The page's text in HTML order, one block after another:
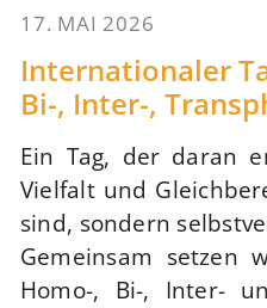
17. MAI 2026
Internationaler
Bi-, Inter-,
Ein Tag, der daran
Vielfalt und
sind, sondern
Gemeinsam setzen
Homo-, Bi-, Inter-